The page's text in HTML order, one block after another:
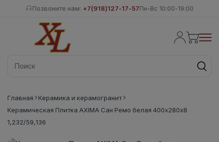
Позвоните нам: +7(918)127-17-57Пн-Вс 10:00-19:00
Главная
Керамика и керамогранит
Керамическая Плитка AXIMA Сан Ремо белая 400х280х8
1,232/59,136